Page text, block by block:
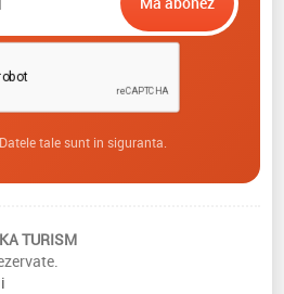
tale sunt in siguranta.
TURISM